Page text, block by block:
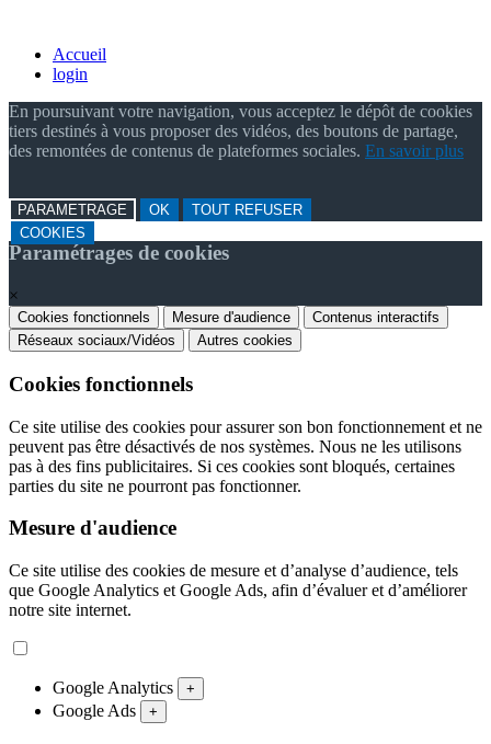
Accueil
login
En poursuivant votre navigation, vous acceptez le dépôt de cookies
tiers destinés à vous proposer des vidéos, des boutons de partage,
des remontées de contenus de plateformes sociales. En savoir plus
PARAMETRAGE OK
TOUT REFUSER
COOKIES
Paramétrages de cookies
×
Cookies fonctionnels Mesure d'audience
Contenus interactifs
Réseaux sociaux/Vidéos
Autres cookies
Cookies fonctionnels
Ce site utilise des cookies pour assurer son bon fonctionnement et ne
peuvent pas être désactivés de nos systèmes. Nous ne les utilisons
pas à des fins publicitaires. Si ces cookies sont bloqués, certaines
parties du site ne pourront pas fonctionner.
Mesure d'audience
Ce site utilise des cookies de mesure et d’analyse d’audience, tels
que Google Analytics et Google Ads, afin d’évaluer et d’améliorer
notre site internet.
Google Analytics +
Google Ads +